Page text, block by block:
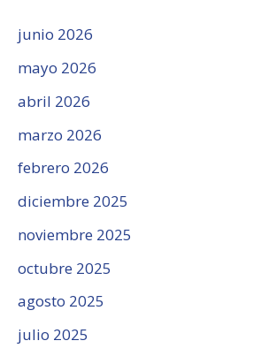
junio 2026
mayo 2026
abril 2026
marzo 2026
febrero 2026
diciembre 2025
noviembre 2025
octubre 2025
agosto 2025
julio 2025